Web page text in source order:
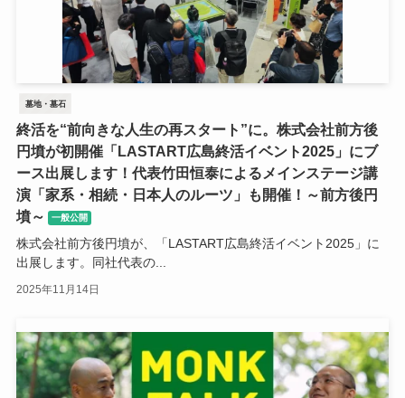
墓地・墓石
終活を“前向きな人生の再スタート”に。株式会社前方後
円墳が初開催「LASTART広島終活イベント2025」にブ
ース出展します！代表竹田恒泰によるメインステージ講
演「家系・相続・日本人のルーツ」も開催！～前方後円
墳～
一般公開
株式会社前方後円墳が、「LASTART広島終活イベント2025」に
出展します。同社代表の...
2025年11月14日